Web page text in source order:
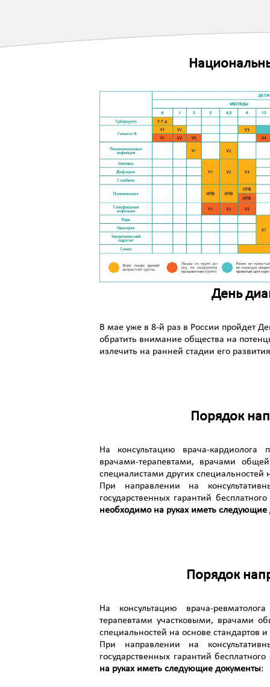
День
В мае уже в 8-й раз в России пройдет
об­ра­тить вни­мание об­щест­ва на
из­ле­чить на ран­ней ста­дии его
Порядок
На консультацию врача-кардиолога
врачами-терапевтами, врачами
специалистами других
При направлении на
государственных гарантий
необходимо на руках иметь следующие
Порядок
На консультацию врача-
терапевтами участковыми, врачами
специальностей на основе
При направлении на
государственных гарантий
на руках иметь следующие документы: